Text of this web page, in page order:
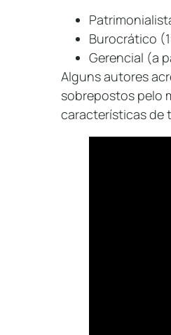
Burocrático
Gerencial (a
Alguns autores
sobrepostos pelo
características de